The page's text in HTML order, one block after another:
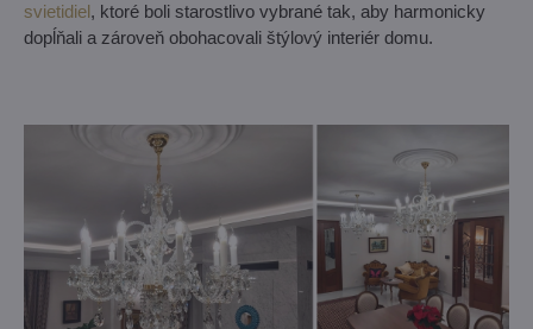
svietidiel, ktoré boli starostlivo vybrané tak, aby harmonicky
dopĺňali a zároveň obohacovali štýlový interiér domu.